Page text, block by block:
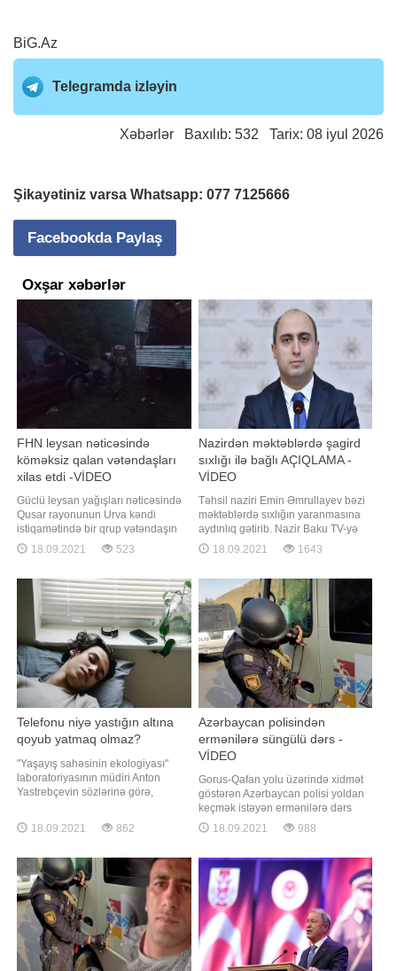
BiG.Az
Telegramda izləyin
Xəbərlər Baxılıb: 532 Tarix: 08 iyul 2026
Şikayətiniz varsa Whatsapp: 077 7125666
Facebookda Paylaş
Oxşar xəbərlər
FHN leysan nəticəsində
köməksiz qalan vətəndaşları
xilas etdi -VİDEO
Güclü leysan yağışları nəticəsində
Qusar rayonunun Urva kəndi
istiqamətində bir qrup vətəndaşın
köməksiz vəziyyətdə qalması
barədə Fövqəladə Hallar
xəttinə məlumat daxil olub. -ın
Fövqəladə Hallar Nazirliyinin (FHN)
saytına istinadən verdiyi xəbərinə
görə
18.09.2021 523
Nazirdən məktəblərdə şagird
sıxlığı ilə bağlı AÇIQLAMA -
VİDEO
Təhsil naziri Emin Əmrullayev bəzi
məktəblərdə sıxlığın yaranmasına
aydınlıq gətirib. Nazir Baku TV-yə
eksklüziv müsahibəsində bildirib ki,
Azərbaycanda valideynə övladı
seçmək hüququ verilib:. "Valideyn
elektron qeydiyyatdan keçdikdən
sonra bütün sinifləri sistemd
18.09.2021 1643
Telefonu niyə yastığın altına
qoyub yatmaq olmaz?
"Yaşayış sahəsinin ekologiyası"
laboratoriyasının müdiri Anton
Yastrebçevin sözlərinə görə,
yatmaq olmaz. -a istinadən xəbər
verir ki, ekspert səbəb kimi
bəzən artdığını bildirib. "Nəzərə
almaq lazımdır ki, telefonları
18.09.2021 862
Azərbaycan polisindən
ermənilərə süngülü dərs -
VİDEO
Gorus-Qafan yolu üzərində xidmət
göstərən Azərbaycan polisi yoldan
keçmək istəyən ermənilərə dərs
verib. "Qafqazinfo" xəbər verir ki,
sosial şəbəkələrdə yayılan
respublikanın "bayrağ"ı olan
avtomobilin postdan keçmək üçün
yaxınlaşdığı görünür. Postd
18.09.2021 988